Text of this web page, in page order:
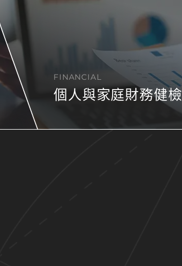
FINANCIAL
個人與家庭財務健檢